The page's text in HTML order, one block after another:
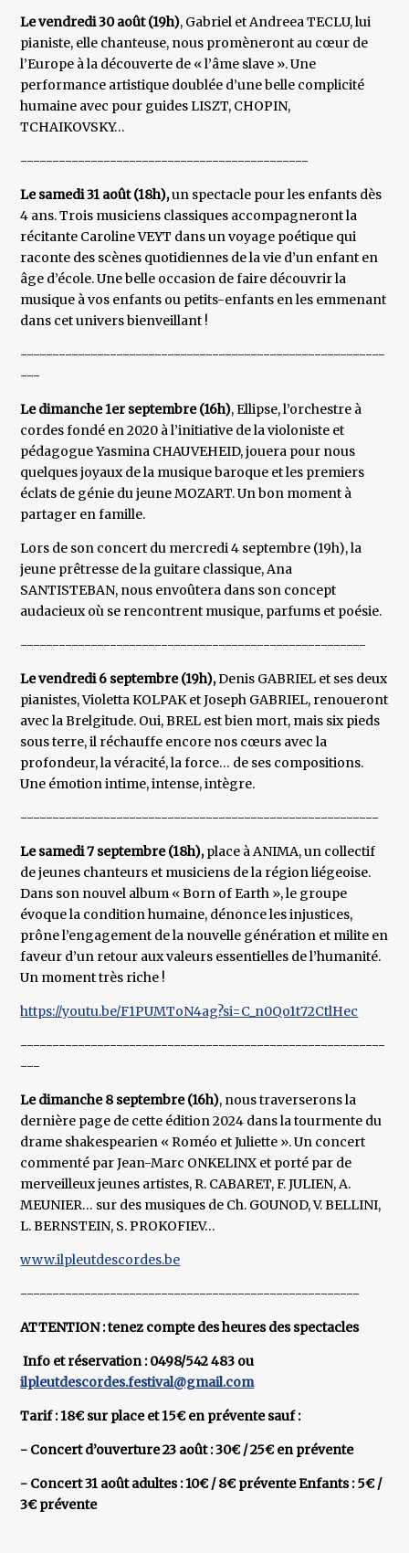
Le vendredi 30 août (19h), Gabriel et Andreea TECLU, lui
pianiste, elle chanteuse, nous promèneront au cœur de
l’Europe à la découverte de « l’âme slave ». Une
performance artistique doublée d’une belle complicité
humaine avec pour guides LISZT, CHOPIN,
TCHAIKOVSKY…
---------------------------------------------
Le samedi 31 août (18h),un spectacle pour les enfants dès
4 ans. Trois musiciens classiques accompagneront la
récitante Caroline VEYT dans un voyage poétique qui
raconte des scènes quotidiennes de la vie d’un enfant en
âge d’école. Une belle occasion de faire découvrir la
musique à vos enfants ou petits-enfants en les emmenant
dans cet univers bienveillant !
---------------------------------------------------------
---
Le dimanche 1er septembre (16h), Ellipse, l’orchestre à
cordes fondé en 2020 à l’initiative de la violoniste et
pédagogue Yasmina CHAUVEHEID, jouera pour nous
quelques joyaux de la musique baroque et les premiers
éclats de génie du jeune MOZART. Un bon moment à
partager en famille.
Lors de son concert du mercredi 4 septembre (19h), la
jeune prêtresse de la guitare classique, Ana
SANTISTEBAN, nous envoûtera dans son concept
audacieux où se rencontrent musique, parfums et poésie.
------------------------------------------------------
Le vendredi 6 septembre (19h),Denis GABRIEL et ses deux
pianistes, Violetta KOLPAK et Joseph GABRIEL, renoueront
avec la Brelgitude. Oui, BREL est bien mort, mais six pieds
sous terre, il réchauffe encore nos cœurs avec la
profondeur, la véracité, la force… de ses compositions.
Une émotion intime, intense, intègre.
--------------------------------------------------------
Le samedi 7 septembre (18h),place à ANIMA, un collectif
de jeunes chanteurs et musiciens de la région liégeoise.
Dans son nouvel album « Born of Earth », le groupe
évoque la condition humaine, dénonce les injustices,
prône l’engagement de la nouvelle génération et milite en
faveur d’un retour aux valeurs essentielles de l’humanité.
Un moment très riche !
https://youtu.be/F1PUMToN4ag?si=C_n0Qo1t72CtlHec
---------------------------------------------------------
---
Le dimanche 8 septembre (16h), nous traverserons la
dernière page de cette édition 2024 dans la tourmente du
drame shakespearien « Roméo et Juliette ». Un concert
commenté par Jean-Marc ONKELINX et porté par de
merveilleux jeunes artistes, R. CABARET, F. JULIEN, A.
MEUNIER… sur des musiques de Ch. GOUNOD, V. BELLINI,
L. BERNSTEIN, S. PROKOFIEV…
www.ilpleutdescordes.be
-----------------------------------------------------
ATTENTION : tenez compte des heures des spectacles
Info et réservation : 0498/542 483 ou
ilpleutdescordes.festival@gmail.com
Tarif : 18€ sur place et 15€ en prévente sauf :
- Concert d’ouverture 23 août : 30€ / 25€ en prévente
- Concert 31 août adultes : 10€ / 8€ prévente Enfants : 5€ /
3€ prévente